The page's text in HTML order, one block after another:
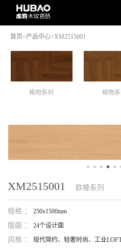
首页>产品中心>XM2515001
格物系列 格物系
XM2515001 欧橡系列
规格 ： 250x1500mm
版面 ： 24个设计面
风格 ： 现代简约、轻奢时尚、工业